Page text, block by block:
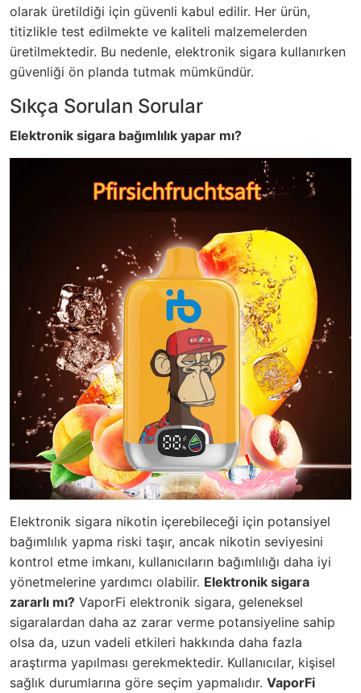
olarak üretildiği için güvenli kabul edilir. Her ürün,
titizlikle test edilmekte ve kaliteli malzemelerden
üretilmektedir. Bu nedenle, elektronik sigara kullanırken
güvenliği ön planda tutmak mümkündür.
Sıkça Sorulan Sorular
Elektronik sigara bağımlılık yapar mı?
Elektronik sigara nikotin içerebileceği için potansiyel
bağımlılık yapma riski taşır, ancak nikotin seviyesini
kontrol etme imkanı, kullanıcıların bağımlılığı daha iyi
yönetmelerine yardımcı olabilir. Elektronik sigara
zararlı mı? VaporFi elektronik sigara, geleneksel
sigaralardan daha az zarar verme potansiyeline sahip
olsa da, uzun vadeli etkileri hakkında daha fazla
araştırma yapılması gerekmektedir. Kullanıcılar, kişisel
sağlık durumlarına göre seçim yapmalıdır. VaporFi